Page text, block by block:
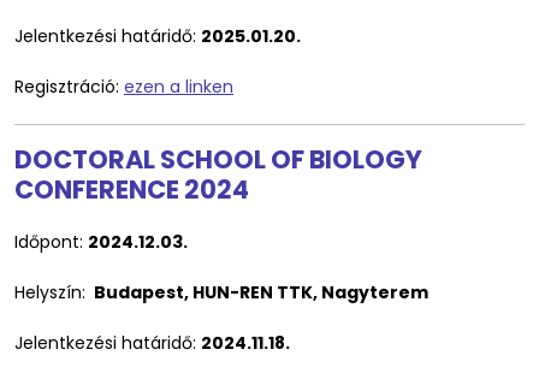
Jelentkezési határidő: 2025.01.20.
Regisztráció: ezen a linken
DOCTORAL SCHOOL OF BIOLOGY
CONFERENCE 2024
Időpont: 2024.12.03.
Helyszín: Budapest, HUN-REN TTK, Nagyterem
Jelentkezési határidő: 2024.11.18.